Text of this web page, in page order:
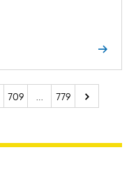
709 779